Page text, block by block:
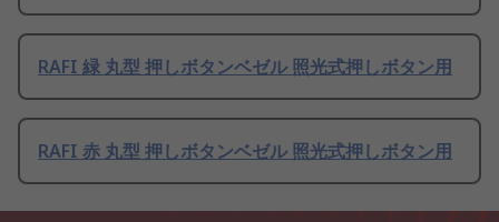
RAFI 緑 丸型 押しボタンベゼル 照光式押しボタン用
RAFI 赤 丸型 押しボタンベゼル 照光式押しボタン用